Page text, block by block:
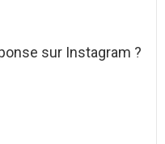
sur Instagram ?